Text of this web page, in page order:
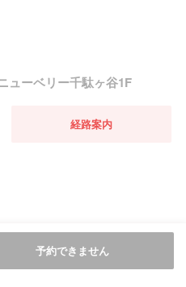
ューベリー千駄ヶ谷1F
経路案内
予約できません